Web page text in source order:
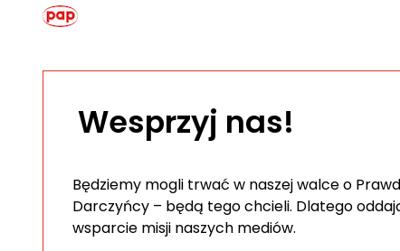
Wesprzyj nas!
Będziemy mogli trwać w naszej walce o
Darczyńcy – będą tego chcieli. Dlatego
wsparcie misji naszych mediów.